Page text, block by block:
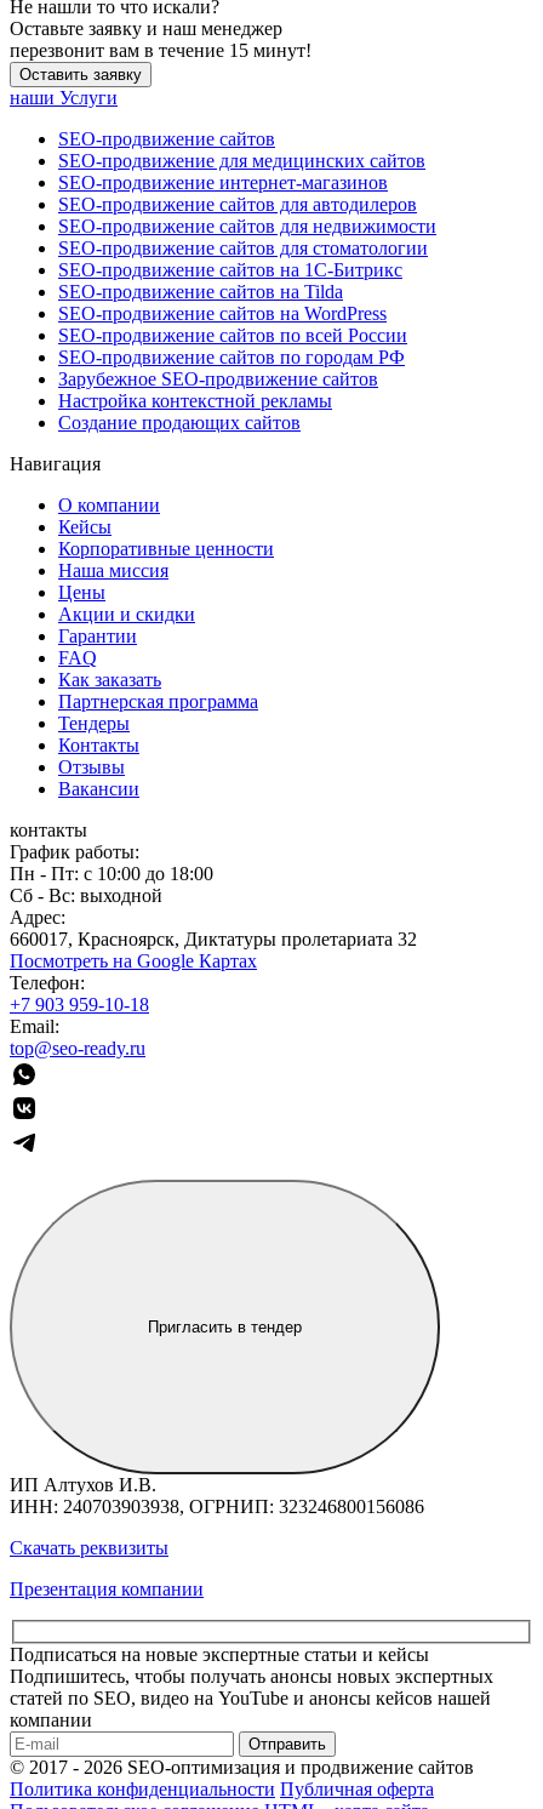
Не нашли то что искали?
Оставьте заявку и наш менеджер
перезвонит вам в течение 15 минут!
Оставить заявку
наши Услуги
SEO-продвижение сайтов
SEO-продвижение для медицинских сайтов
SEO-продвижение интернет-магазинов
SEO-продвижение сайтов для автодилеров
SEO-продвижение сайтов для недвижимости
SEO-продвижение сайтов для стоматологии
SEO-продвижение сайтов на 1С-Битрикс
SEO-продвижение сайтов на Tilda
SEO-продвижение сайтов на WordPress
SEO-продвижение сайтов по всей России
SEO-продвижение сайтов по городам РФ
Зарубежное SEO-продвижение сайтов
Настройка контекстной рекламы
Создание продающих сайтов
Навигация
О компании
Кейсы
Корпоративные ценности
Наша миссия
Цены
Акции и скидки
Гарантии
FAQ
Как заказать
Партнерская программа
Тендеры
Контакты
Отзывы
Вакансии
контакты
График работы:
Пн - Пт: с 10:00 до 18:00
Сб - Вс: выходной
Адрес:
660017, Красноярск, Диктатуры пролетариата 32
Посмотреть на Google Картах
Телефон:
+7 903 959-10-18
Email:
top@seo-ready.ru
Пригласить в тендер
ИП Алтухов И.В.
ИНН: 240703903938, ОГРНИП: 323246800156086
Скачать реквизиты
Презентация компании
Подписаться на новые экспертные статьи и кейсы
Подпишитесь, чтобы получать анонсы новых экспертных
статей по SEO, видео на YouTube и анонсы кейсов нашей
компании
Отправить
© 2017 - 2026 SEO-оптимизация и продвижение сайтов
Политика конфиденциальности Публичная оферта